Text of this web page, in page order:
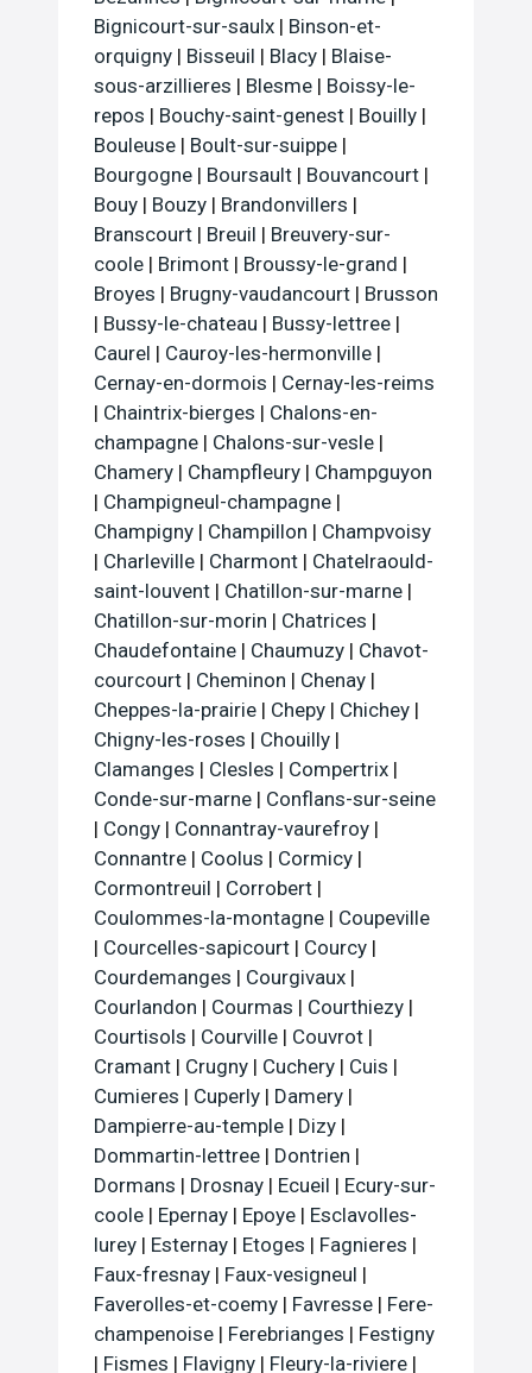
Bignicourt-sur-saulx | Binson-et-
orquigny | Bisseuil | Blacy | Blaise-
sous-arzillieres | Blesme | Boissy-le-
repos | Bouchy-saint-genest | Bouilly |
Bouleuse | Boult-sur-suippe |
Bourgogne | Boursault | Bouvancourt |
Bouy | Bouzy | Brandonvillers |
Branscourt | Breuil | Breuvery-sur-
coole | Brimont | Broussy-le-grand |
Broyes | Brugny-vaudancourt | Brusson
| Bussy-le-chateau | Bussy-lettree |
Caurel | Cauroy-les-hermonville |
Cernay-en-dormois | Cernay-les-reims
| Chaintrix-bierges | Chalons-en-
champagne | Chalons-sur-vesle |
Chamery | Champfleury | Champguyon
| Champigneul-champagne |
Champigny | Champillon | Champvoisy
| Charleville | Charmont | Chatelraould-
saint-louvent | Chatillon-sur-marne |
Chatillon-sur-morin | Chatrices |
Chaudefontaine | Chaumuzy | Chavot-
courcourt | Cheminon | Chenay |
Cheppes-la-prairie | Chepy | Chichey |
Chigny-les-roses | Chouilly |
Clamanges | Clesles | Compertrix |
Conde-sur-marne | Conflans-sur-seine
| Congy | Connantray-vaurefroy |
Connantre | Coolus | Cormicy |
Cormontreuil | Corrobert |
Coulommes-la-montagne | Coupeville
| Courcelles-sapicourt | Courcy |
Courdemanges | Courgivaux |
Courlandon | Courmas | Courthiezy |
Courtisols | Courville | Couvrot |
Cramant | Crugny | Cuchery | Cuis |
Cumieres | Cuperly | Damery |
Dampierre-au-temple | Dizy |
Dommartin-lettree | Dontrien |
Dormans | Drosnay | Ecueil | Ecury-sur-
coole | Epernay | Epoye | Esclavolles-
lurey | Esternay | Etoges | Fagnieres |
Faux-fresnay | Faux-vesigneul |
Faverolles-et-coemy | Favresse | Fere-
champenoise | Ferebrianges | Festigny
| Fismes | Flavigny | Fleury-la-riviere |